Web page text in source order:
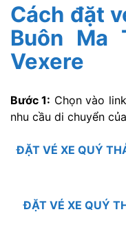
Cách đặt
Buôn Ma
Vexere
Bước 1: Chọn vào
nhu cầu di chuyển
ĐẶT VÉ XE QUÝ
ĐẶT VÉ XE QUÝ